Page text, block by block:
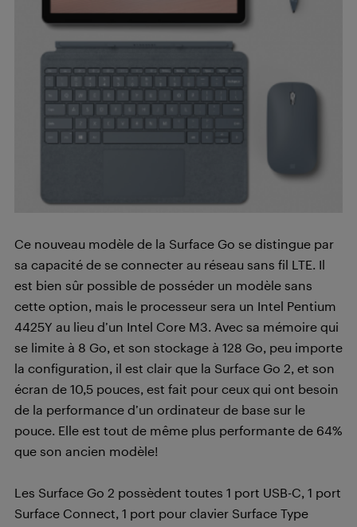
Ce nouveau modèle de la Surface Go se distingue par
sa capacité de se connecter au réseau sans fil LTE. Il
est bien sûr possible de posséder un modèle sans
cette option, mais le processeur sera un Intel Pentium
4425Y au lieu d’un Intel Core M3. Avec sa mémoire qui
se limite à 8 Go, et son stockage à 128 Go, peu importe
la configuration, il est clair que la Surface Go 2, et son
écran de 10,5 pouces, est fait pour ceux qui ont besoin
de la performance d’un ordinateur de base sur le
pouce. Elle est tout de même plus performante de 64%
que son ancien modèle!
Les Surface Go 2 possèdent toutes 1 port USB-C, 1 port
Surface Connect, 1 port pour clavier Surface Type